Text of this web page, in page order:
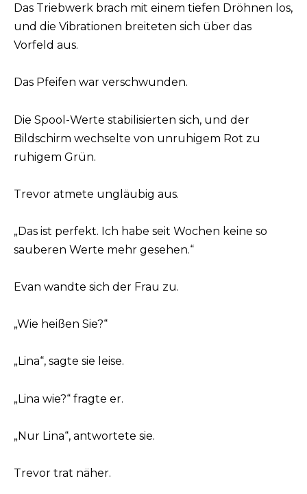
Das Triebwerk brach mit einem tiefen Dröhnen los,
und die Vibrationen breiteten sich über das
Vorfeld aus.
Das Pfeifen war verschwunden.
Die Spool-Werte stabilisierten sich, und der
Bildschirm wechselte von unruhigem Rot zu
ruhigem Grün.
Trevor atmete ungläubig aus.
„Das ist perfekt. Ich habe seit Wochen keine so
sauberen Werte mehr gesehen.“
Evan wandte sich der Frau zu.
„Wie heißen Sie?“
„Lina“, sagte sie leise.
„Lina wie?“ fragte er.
„Nur Lina“, antwortete sie.
Trevor trat näher.